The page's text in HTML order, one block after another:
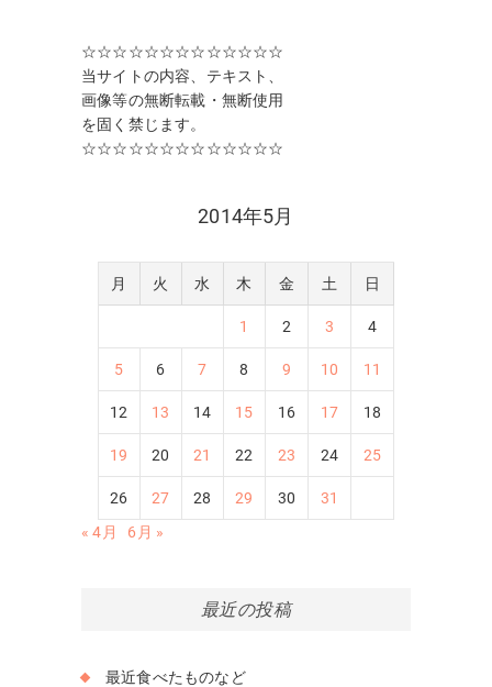
☆☆☆☆☆☆☆☆☆☆☆☆☆
当サイトの内容、テキスト、
画像等の無断転載・無断使用
を固く禁じます。
☆☆☆☆☆☆☆☆☆☆☆☆☆
2014年5月
月 火 水 木 金 土 日
1 2 3 4
5 6 7 8 9 10 11
12 13 14 15 16 17 18
19 20 21 22 23 24 25
26 27 28 29 30
31
« 4月
6月 »
最近の投稿
最近食べたものなど